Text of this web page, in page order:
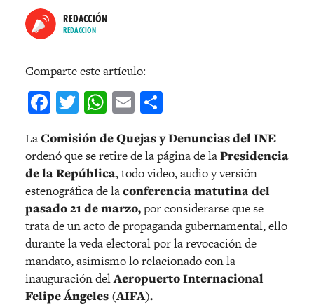
REDACCIÓN
REDACCION
Comparte este artículo:
Facebook
Twitter
WhatsApp
Email
LaComisión de Quejas y Denuncias del INE
ordenó que se retire de la página de laPresidencia
de la República, todo video, audio y versión
estenográfica de laconferencia matutina del
pasado 21 de marzo,por considerarse que se
trata de un acto de propaganda gubernamental, ello
durante la veda electoral por la revocación de
mandato, asimismo lo relacionado con la
inauguración delAeropuerto Internacional
Felipe Ángeles (AIFA).